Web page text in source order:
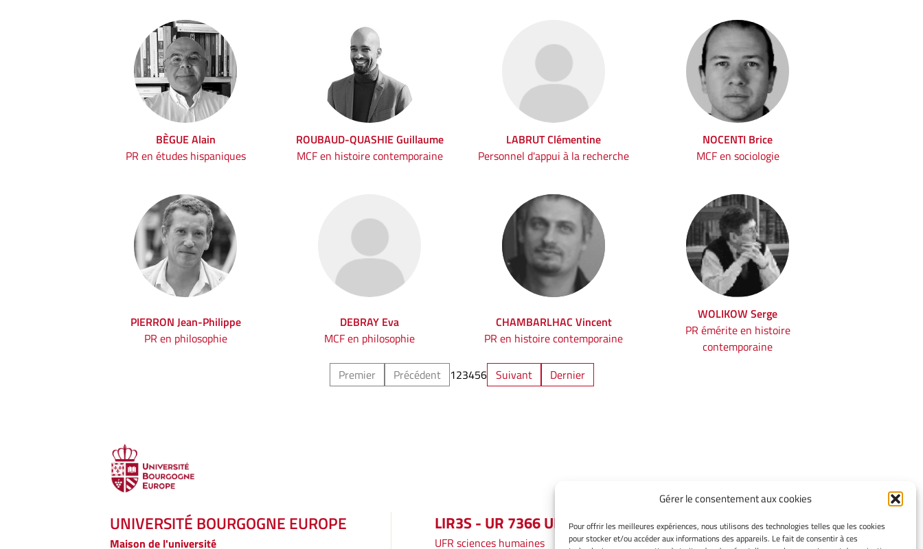
Gérer le consentement aux cookies
Pour offrir les meilleures expériences, nous utilisons des technologies telles que les cookies
pour stocker et/ou accéder aux informations des appareils. Le fait de consentir à ces
BÈGUE Alain
PR en études hispaniques
ROUBAUD-QUASHIE Guillaume
MCF en histoire contemporaine
LABRUT Clémentine
Personnel d'appui à la recherche
NOCENTI Brice
MCF en sociologie
PIERRON Jean-Philippe
PR en philosophie
DEBRAY Eva
MCF en philosophie
CHAMBARLHAC Vincent
PR en histoire contemporaine
WOLIKOW Serge
PR émérite en histoire
contemporaine
Premier
Précédent 123456 Suivant Dernier
UNIVERSITÉ BOURGOGNE EUROPE
Maison de l'université
LIR3S - UR 7366 UBE
UFR sciences humaines
INFORMATIONS LÉGALES
Mentions légales